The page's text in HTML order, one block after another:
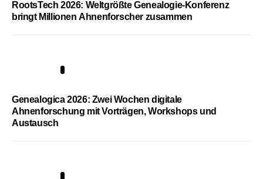
RootsTech 2026: Weltgrößte Genealogie-Konferenz
bringt Millionen Ahnenforscher zusammen
Genealogica 2026: Zwei Wochen digitale
Ahnenforschung mit Vorträgen, Workshops und
Austausch